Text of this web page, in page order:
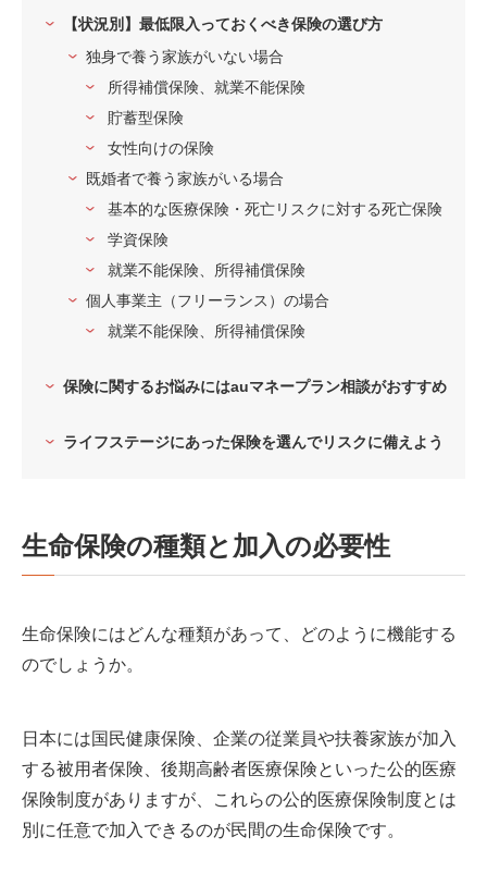
【状況別】最低限入っておくべき保険の選び方
独身で養う家族がいない場合
所得補償保険、就業不能保険
貯蓄型保険
女性向けの保険
既婚者で養う家族がいる場合
基本的な医療保険・死亡リスクに対する死亡保険
学資保険
就業不能保険、所得補償保険
個人事業主（フリーランス）の場合
就業不能保険、所得補償保険
保険に関するお悩みにはauマネープラン相談がおすすめ
ライフステージにあった保険を選んでリスクに備えよう
生命保険の種類と加入の必要性
生命保険にはどんな種類があって、どのように機能する
のでしょうか。
日本には国民健康保険、企業の従業員や扶養家族が加入
する被用者保険、後期高齢者医療保険といった公的医療
保険制度がありますが、これらの公的医療保険制度とは
別に任意で加入できるのが民間の生命保険です。